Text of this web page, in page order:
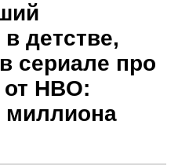
детстве,
сериале про
HBO: